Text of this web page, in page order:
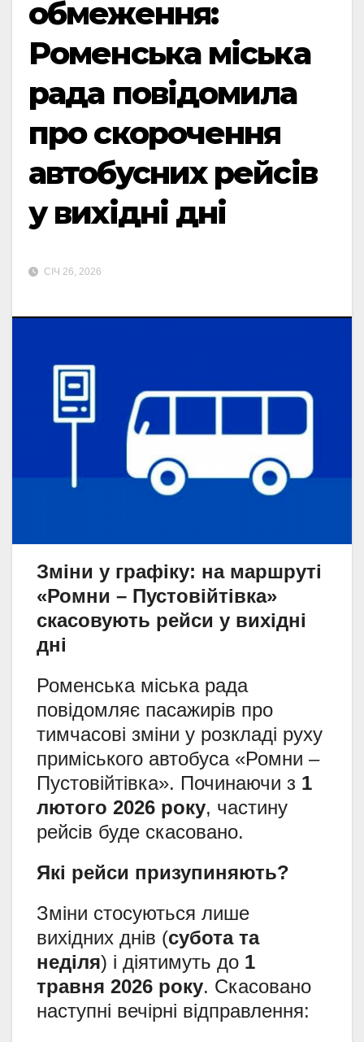
обмеження:
Роменська міська
рада повідомила
про скорочення
автобусних рейсів
у вихідні дні
СІЧ 26, 2026
Зміни у графіку: на маршруті
«Ромни – Пустовійтівка»
скасовують рейси у вихідні
дні
Роменська міська рада
повідомляє пасажирів про
тимчасові зміни у розкладі руху
приміського автобуса «Ромни –
Пустовійтівка». Починаючи з 1
лютого 2026 року, частину
рейсів буде скасовано.
Які рейси призупиняють?
Зміни стосуються лише
вихідних днів (субота та
неділя) і діятимуть до 1
травня 2026 року. Скасовано
наступні вечірні відправлення: